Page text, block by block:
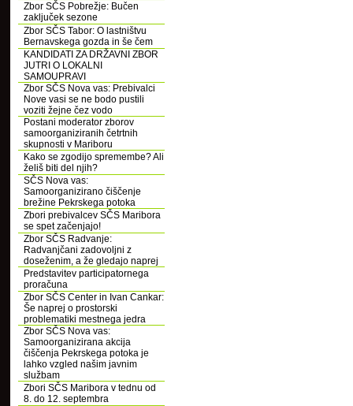
Zbor SČS Pobrežje: Bučen
zaključek sezone
Zbor SČS Tabor: O lastništvu
Bernavskega gozda in še čem
KANDIDATI ZA DRŽAVNI ZBOR
JUTRI O LOKALNI
SAMOUPRAVI
Zbor SČS Nova vas: Prebivalci
Nove vasi se ne bodo pustili
voziti žejne čez vodo
Postani moderator zborov
samoorganiziranih četrtnih
skupnosti v Mariboru
Kako se zgodijo spremembe? Ali
želiš biti del njih?
SČS Nova vas:
Samoorganizirano čiščenje
brežine Pekrskega potoka
Zbori prebivalcev SČS Maribora
se spet začenjajo!
Zbor SČS Radvanje:
Radvanjčani zadovoljni z
doseženim, a že gledajo naprej
Predstavitev participatornega
proračuna
Zbor SČS Center in Ivan Cankar:
Še naprej o prostorski
problematiki mestnega jedra
Zbor SČS Nova vas:
Samoorganizirana akcija
čiščenja Pekrskega potoka je
lahko vzgled našim javnim
službam
Zbori SČS Maribora v tednu od
8. do 12. septembra